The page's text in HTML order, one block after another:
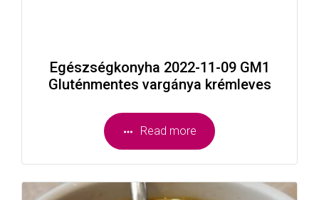
Egészségkonyha 2022-11-09 GM1
Gluténmentes vargánya krémleves
Read more